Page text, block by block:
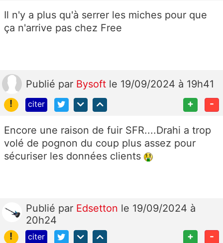
Il n'y a plus qu'à serrer les miches pour que
ça n'arrive pas chez Free
Publié par Bysoft le 19/09/2024 à 19h41
!
citer + -
Encore une raison de fuir SFR....Drahi a trop
volé de pognon du coup plus assez pour
sécuriser les données clients
Publié par Edsetton le 19/09/2024 à
20h24
!
citer + -